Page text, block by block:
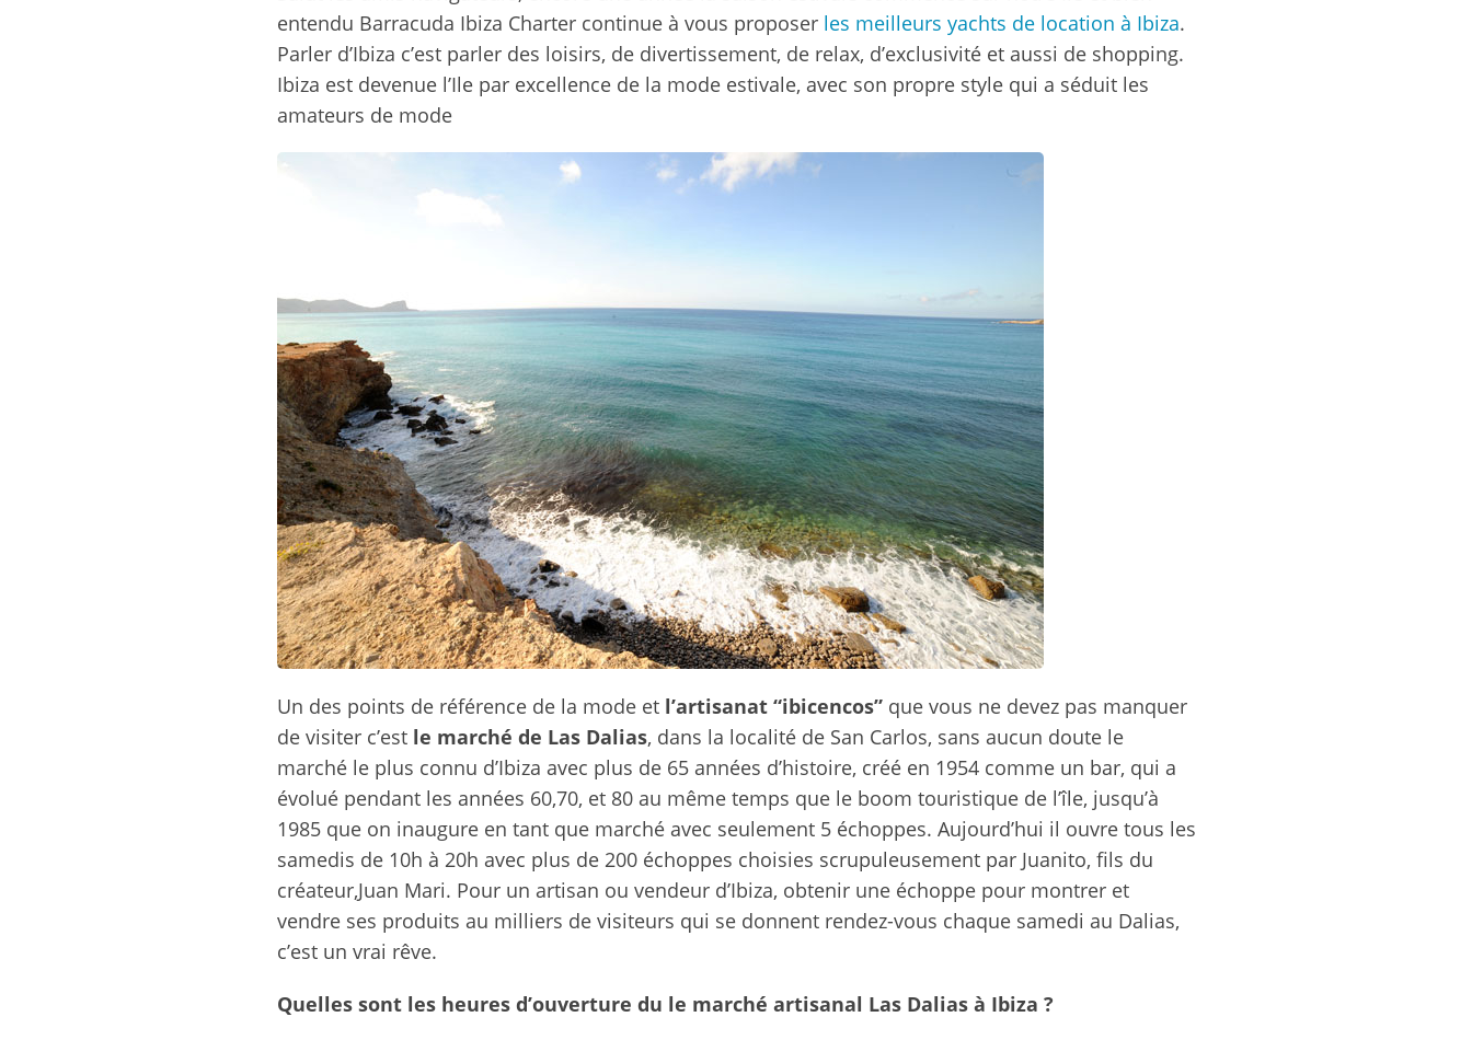
entendu Barracuda Ibiza Charter continue à vous proposer les meilleurs yachts de location à Ibiza.
Parler d’Ibiza c’est parler des loisirs, de divertissement, de relax, d’exclusivité et aussi de shopping.
Ibiza est devenue l’Ile par excellence de la mode estivale, avec son propre style qui a séduit les
amateurs de mode
Un des points de référence de la mode et l’artisanat “ibicencos”que vous ne devez pas manquer
de visiter c’est le marché de Las Dalias, dans la localité de San Carlos, sans aucun doute le
marché le plus connu d’Ibiza avec plus de 65 années d’histoire, créé en 1954 comme un bar, qui a
évolué pendant les années 60,70, et 80 au même temps que le boom touristique de l’île, jusqu’à
1985 que on inaugure en tant que marché avec seulement 5 échoppes. Aujourd’hui il ouvre tous les
samedis de 10h à 20h avec plus de 200 échoppes choisies scrupuleusement par Juanito, fils du
créateur,Juan Mari. Pour un artisan ou vendeur d’Ibiza, obtenir une échoppe pour montrer et
vendre ses produits au milliers de visiteurs qui se donnent rendez-vous chaque samedi au Dalias,
c’est un vrai rêve.
Quelles sont les heures d’ouverture du le marché artisanal Las Dalias à Ibiza ?